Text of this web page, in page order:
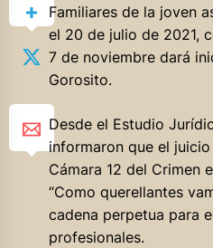
Familiares de la joven
el 20 de julio de 2021,
7 de noviembre dará
Gorosito.
Desde el Estudio
informaron que el
Cámara 12 del Crimen
“Como querellantes
cadena perpetua para
profesionales.